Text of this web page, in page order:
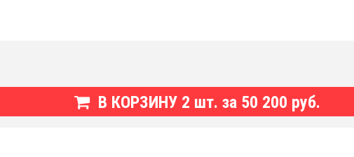
В КОРЗИНУ 2 шт. за 50 200 руб.